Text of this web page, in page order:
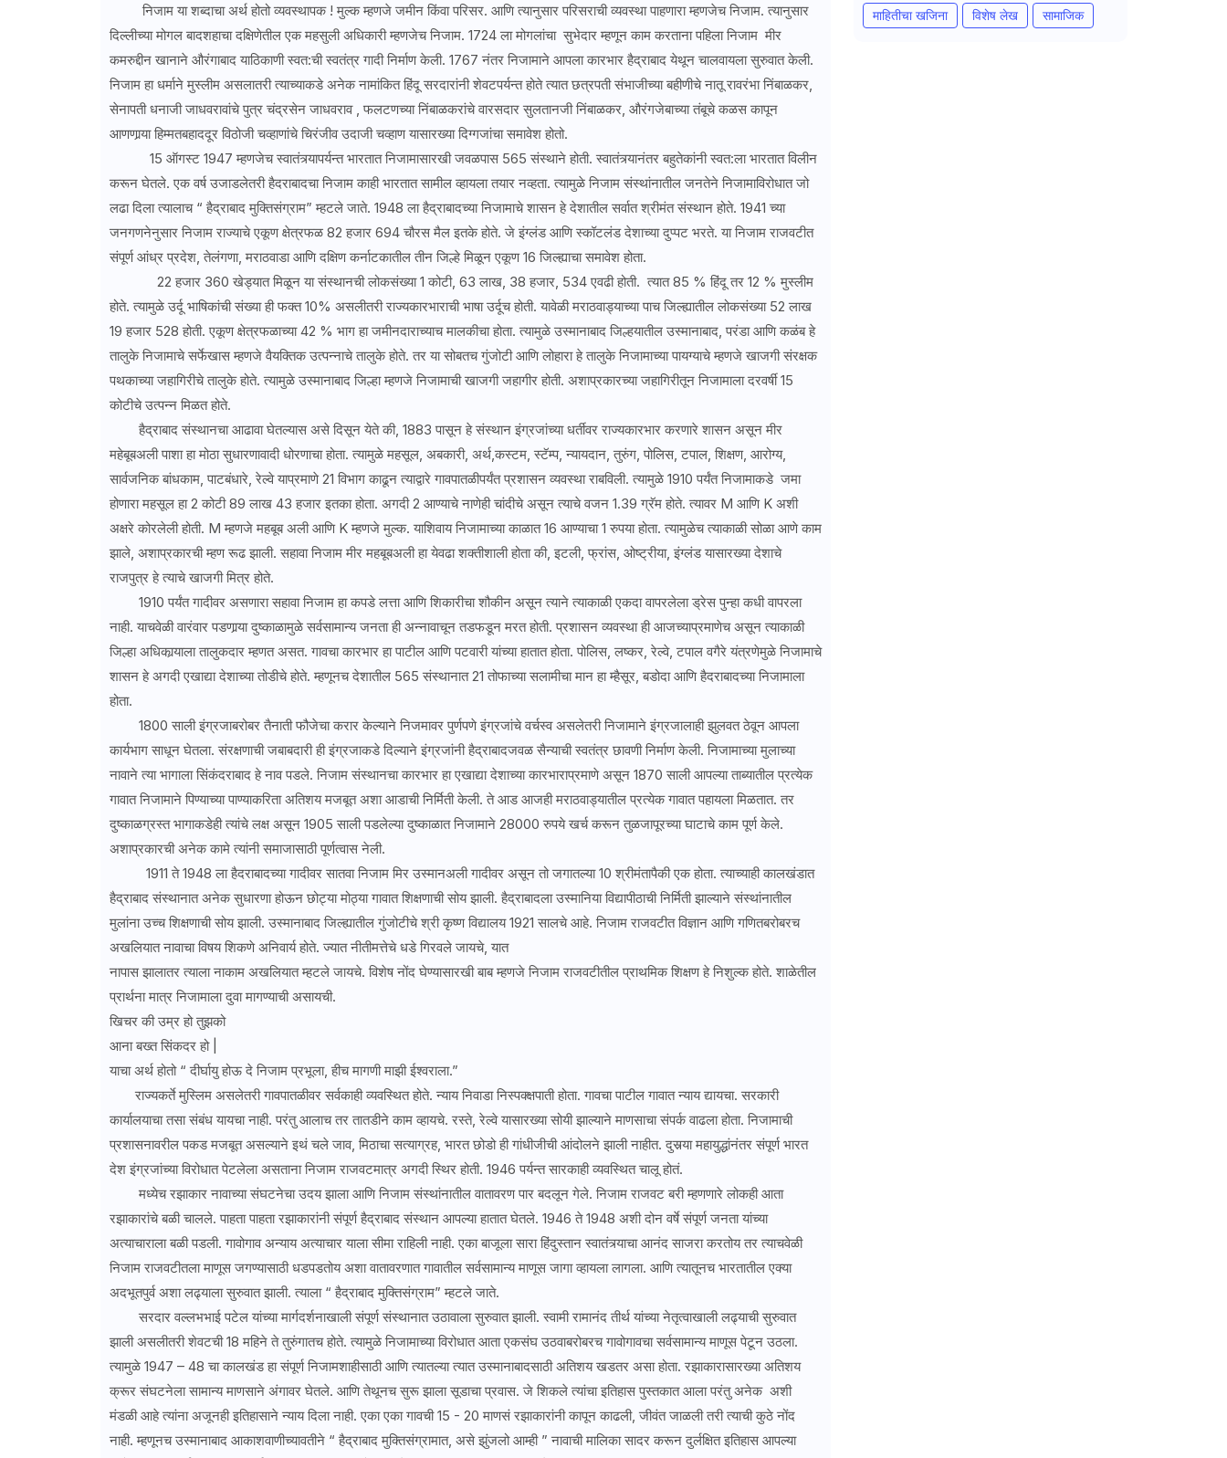
निजाम या शब्दाचा अर्थ होतो व्यवस्थापक ! मुल्क म्हणजे जमीन किंवा परिसर. आणि त्यानुसार परिसराची व्यवस्था पाहणारा म्हणजेच निजाम. त्यानुसार
दिल्लीच्या मोगल बादशहाचा दक्षिणेतील एक महसुली अधिकारी म्हणजेच निजाम. 1724 ला मोगलांचा सुभेदार म्हणून काम करताना पहिला निजाम मीर
कमरुद्दीन खानाने औरंगाबाद याठिकाणी स्वत:ची स्वतंत्र गादी निर्माण केली. 1767 नंतर निजामाने आपला कारभार हैद्राबाद येथून चालवायला सुरुवात केली.
निजाम हा धर्माने मुस्लीम असलातरी त्याच्याकडे अनेक नामांकित हिंदू सरदारांनी शेवटपर्यन्त होते त्यात छत्रपती संभाजीच्या बहीणीचे नातू रावरंभा निंबाळकर,
सेनापती धनाजी जाधवरावांचे पुत्र चंद्रसेन जाधवराव , फलटणच्या निंबाळकरांचे वारसदार सुलतानजी निंबाळकर, औरंगजेबाच्या तंबूचे कळस कापून
आणणार्‍या हिम्मतबहाददूर विठोजी चव्हाणांचे चिरंजीव उदाजी चव्हाण यासारख्या दिग्गजांचा समावेश होतो.
15 ऑगस्ट 1947 म्हणजेच स्वातंत्र्यापर्यन्त भारतात निजामासारखी जवळपास 565 संस्थाने होती. स्वातंत्र्यानंतर बहुतेकांनी स्वत:ला भारतात विलीन
करून घेतले. एक वर्ष उजाडलेतरी हैदराबादचा निजाम काही भारतात सामील व्हायला तयार नव्हता. त्यामुळे निजाम संस्थांनातील जनतेने निजामाविरोधात जो
लढा दिला त्यालाच “ हैद्राबाद मुक्तिसंग्राम” म्हटले जाते. 1948 ला हैद्राबादच्या निजामाचे शासन हे देशातील सर्वात श्रीमंत संस्थान होते. 1941 च्या
जनगणनेनुसार निजाम राज्याचे एकूण क्षेत्रफळ 82 हजार 694 चौरस मैल इतके होते. जे इंग्लंड आणि स्कॉटलंड देशाच्या दुप्पट भरते. या निजाम राजवटीत
संपूर्ण आंध्र प्रदेश, तेलंगणा, मराठवाडा आणि दक्षिण कर्नाटकातील तीन जिल्हे मिळून एकूण 16 जिल्ह्याचा समावेश होता.
22 हजार 360 खेड्यात मिळून या संस्थानची लोकसंख्या 1 कोटी, 63 लाख, 38 हजार, 534 एवढी होती. त्यात 85 % हिंदू तर 12 % मुस्लीम
होते. त्यामुळे उर्दू भाषिकांची संख्या ही फक्त 10% असलीतरी राज्यकारभाराची भाषा उर्दूच होती. यावेळी मराठवाड्याच्या पाच जिल्ह्यातील लोकसंख्या 52 लाख
19 हजार 528 होती. एकूण क्षेत्रफळाच्या 42 % भाग हा जमीनदाराच्याच मालकीचा होता. त्यामुळे उस्मानाबाद जिल्हयातील उस्मानाबाद, परंडा आणि कळंब हे
तालुके निजामाचे सर्फेखास म्हणजे वैयक्तिक उत्पन्नाचे तालुके होते. तर या सोबतच गुंजोटी आणि लोहारा हे तालुके निजामाच्या पायग्याचे म्हणजे खाजगी संरक्षक
पथकाच्या जहागिरीचे तालुके होते. त्यामुळे उस्मानाबाद जिल्हा म्हणजे निजामाची खाजगी जहागीर होती. अशाप्रकारच्या जहागिरीतून निजामाला दरवर्षी 15
कोटीचे उत्पन्न मिळत होते.
हैद्राबाद संस्थानचा आढावा घेतल्यास असे दिसून येते की, 1883 पासून हे संस्थान इंग्रजांच्या धर्तीवर राज्यकारभार करणारे शासन असून मीर
महेबूबअली पाशा हा मोठा सुधारणावादी धोरणाचा होता. त्यामुळे महसूल, अबकारी, अर्थ,कस्टम, स्टॅम्प, न्यायदान, तुरुंग, पोलिस, टपाल, शिक्षण, आरोग्य,
सार्वजनिक बांधकाम, पाटबंधारे, रेल्वे याप्रमाणे 21 विभाग काढून त्याद्वारे गावपातळीपर्यंत प्रशासन व्यवस्था राबविली. त्यामुळे 1910 पर्यंत निजामाकडे जमा
होणारा महसूल हा 2 कोटी 89 लाख 43 हजार इतका होता. अगदी 2 आण्याचे नाणेही चांदीचे असून त्याचे वजन 1.39 ग्रॅम होते. त्यावर M आणि K अशी
अक्षरे कोरलेली होती. M म्हणजे महबूब अली आणि K म्हणजे मुल्क. याशिवाय निजामाच्या काळात 16 आण्याचा 1 रुपया होता. त्यामुळेच त्याकाळी सोळा आणे काम
झाले, अशाप्रकारची म्हण रूढ झाली. सहावा निजाम मीर महबूबअली हा येवढा शक्तीशाली होता की, इटली, फ्रांस, ओष्ट्रीया, इंग्लंड यासारख्या देशाचे
राजपुत्र हे त्याचे खाजगी मित्र होते.
1910 पर्यंत गादीवर असणारा सहावा निजाम हा कपडे लत्ता आणि शिकारीचा शौकीन असून त्याने त्याकाळी एकदा वापरलेला ड्रेस पुन्हा कधी वापरला
नाही. याचवेळी वारंवार पडणार्‍या दुष्काळामुळे सर्वसामान्य जनता ही अन्नावाचून तडफडून मरत होती. प्रशासन व्यवस्था ही आजच्याप्रमाणेच असून त्याकाळी
जिल्हा अधिकार्‍याला तालुकदार म्हणत असत. गावचा कारभार हा पाटील आणि पटवारी यांच्या हातात होता. पोलिस, लष्कर, रेल्वे, टपाल वगैरे यंत्रणेमुळे निजामाचे
शासन हे अगदी एखाद्या देशाच्या तोडीचे होते. म्हणूनच देशातील 565 संस्थानात 21 तोफाच्या सलामीचा मान हा म्हैसूर, बडोदा आणि हैदराबादच्या निजामाला
होता.
1800 साली इंग्रजाबरोबर तैनाती फौजेचा करार केल्याने निजमावर पुर्णपणे इंग्रजांचे वर्चस्व असलेतरी निजामाने इंग्रजालाही झुलवत ठेवून आपला
कार्यभाग साधून घेतला. संरक्षणाची जबाबदारी ही इंग्रजाकडे दिल्याने इंग्रजांनी हैद्राबादजवळ सैन्याची स्वतंत्र छावणी निर्माण केली. निजामाच्या मुलाच्या
नावाने त्या भागाला सिंकंदराबाद हे नाव पडले. निजाम संस्थानचा कारभार हा एखाद्या देशाच्या कारभाराप्रमाणे असून 1870 साली आपल्या ताब्यातील प्रत्येक
गावात निजामाने पिण्याच्या पाण्याकरिता अतिशय मजबूत अशा आडाची निर्मिती केली. ते आड आजही मराठवाड्यातील प्रत्येक गावात पहायला मिळतात. तर
दुष्काळग्रस्त भागाकडेही त्यांचे लक्ष असून 1905 साली पडलेल्या दुष्काळात निजामाने 28000 रुपये खर्च करून तुळजापूरच्या घाटाचे काम पूर्ण केले.
अशाप्रकारची अनेक कामे त्यांनी समाजासाठी पूर्णत्वास नेली.
1911 ते 1948 ला हैदराबादच्या गादीवर सातवा निजाम मिर उस्मानअली गादीवर असून तो जगातल्या 10 श्रीमंतापैकी एक होता. त्याच्याही कालखंडात
हैद्राबाद संस्थानात अनेक सुधारणा होऊन छोट्या मोठ्या गावात शिक्षणाची सोय झाली. हैद्राबादला उस्मानिया विद्यापीठाची निर्मिती झाल्याने संस्थांनातील
मुलांना उच्च शिक्षणाची सोय झाली. उस्मानाबाद जिल्ह्यातील गुंजोटीचे श्री कृष्ण विद्यालय 1921 सालचे आहे. निजाम राजवटीत विज्ञान आणि गणितबरोबरच
अखलियात नावाचा विषय शिकणे अनिवार्य होते. ज्यात नीतीमत्तेचे धडे गिरवले जायचे, यात
नापास झालातर त्याला नाकाम अखलियात म्हटले जायचे. विशेष नोंद घेण्यासारखी बाब म्हणजे निजाम राजवटीतील प्राथमिक शिक्षण हे निशुल्क होते. शाळेतील
प्रार्थना मात्र निजामाला दुवा मागण्याची असायची.
खिचर की उम्र हो तुझको
आना बख्त सिंकदर हो |
याचा अर्थ होतो “ दीर्घायु होऊ दे निजाम प्रभूला, हीच मागणी माझी ईश्वराला.”
राज्यकर्ते मुस्लिम असलेतरी गावपातळीवर सर्वकाही व्यवस्थित होते. न्याय निवाडा निस्पक्क्षपाती होता. गावचा पाटील गावात न्याय द्यायचा. सरकारी
कार्यालयाचा तसा संबंध यायचा नाही. परंतु आलाच तर तातडीने काम व्हायचे. रस्ते, रेल्वे यासारख्या सोयी झाल्याने माणसाचा संपर्क वाढला होता. निजामाची
प्रशासनावरील पकड मजबूत असल्याने इथं चले जाव, मिठाचा सत्याग्रह, भारत छोडो ही गांधीजीची आंदोलने झाली नाहीत. दुसर्‍या महायुद्धांनंतर संपूर्ण भारत
देश इंग्रजांच्या विरोधात पेटलेला असताना निजाम राजवटमात्र अगदी स्थिर होती. 1946 पर्यन्त सारकाही व्यवस्थित चालू होतं.
मध्येच रझाकार नावाच्या संघटनेचा उदय झाला आणि निजाम संस्थांनातील वातावरण पार बदलून गेले. निजाम राजवट बरी म्हणणारे लोकही आता
रझाकारांचे बळी चालले. पाहता पाहता रझाकारांनी संपूर्ण हैद्राबाद संस्थान आपल्या हातात घेतले. 1946 ते 1948 अशी दोन वर्षे संपूर्ण जनता यांच्या
अत्याचाराला बळी पडली. गावोगाव अन्याय अत्याचार याला सीमा राहिली नाही. एका बाजूला सारा हिंदुस्तान स्वातंत्र्याचा आनंद साजरा करतोय तर त्याचवेळी
निजाम राजवटीतला माणूस जगण्यासाठी धडपडतोय अशा वातावरणात गावातील सर्वसामान्य माणूस जागा व्हायला लागला. आणि त्यातूनच भारतातील एक्या
अदभूतपुर्व अशा लढ्याला सुरुवात झाली. त्याला “ हैद्राबाद मुक्तिसंग्राम” म्हटले जाते.
सरदार वल्लभभाई पटेल यांच्या मार्गदर्शनाखाली संपूर्ण संस्थानात उठावाला सुरुवात झाली. स्वामी रामानंद तीर्थ यांच्या नेतृत्वाखाली लढ्याची सुरुवात
झाली असलीतरी शेवटची 18 महिने ते तुरुंगातच होते. त्यामुळे निजामाच्या विरोधात आता एकसंघ उठवाबरोबरच गावोगावचा सर्वसामान्य माणूस पेटून उठला.
त्यामुळे 1947 – 48 चा कालखंड हा संपूर्ण निजामशाहीसाठी आणि त्यातल्या त्यात उस्मानाबादसाठी अतिशय खडतर असा होता. रझाकारासारख्या अतिशय
क्रूर संघटनेला सामान्य माणसाने अंगावर घेतले. आणि तेथूनच सुरू झाला सूडाचा प्रवास. जे शिकले त्यांचा इतिहास पुस्तकात आला परंतु अनेक अशी
मंडळी आहे त्यांना अजूनही इतिहासाने न्याय दिला नाही. एका एका गावची 15 - 20 माणसं रझाकारांनी कापून काढली, जीवंत जाळली तरी त्याची कुठे नोंद
नाही. म्हणूनच उस्मानाबाद आकाशवाणीच्यावतीने “ हैद्राबाद मुक्तिसंग्रामात, असे झुंजलो आम्ही ” नावाची मालिका सादर करून दुर्लक्षित इतिहास आपल्या
माहितीचा खजिना
विशेष लेख सामाजिक